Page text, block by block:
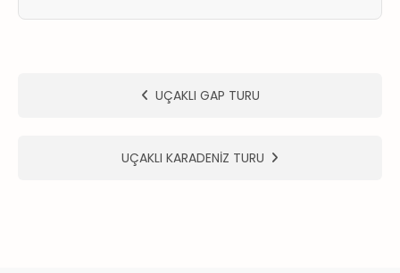
UÇAKLI GAP TURU
UÇAKLI KARADENİZ TURU